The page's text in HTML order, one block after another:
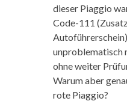
dieser Piaggio
Code-111
unproblematisch
ohne weiter
Warum aber
rote Piaggio?